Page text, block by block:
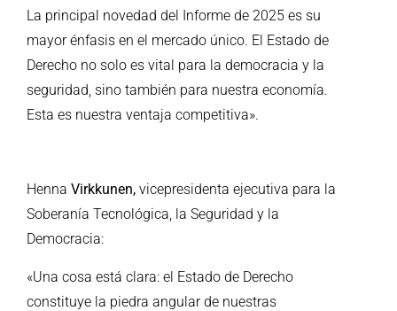
La principal novedad del Informe de 2025 es su
mayor énfasis en el mercado único. El Estado de
Derecho no solo es vital para la democracia y la
seguridad, sino también para nuestra economía.
Esta es nuestra ventaja competitiva».
Henna Virkkunen, vicepresidenta ejecutiva para la
Soberanía Tecnológica, la Seguridad y la
Democracia:
«Una cosa está clara: el Estado de Derecho
constituye la piedra angular de nuestras